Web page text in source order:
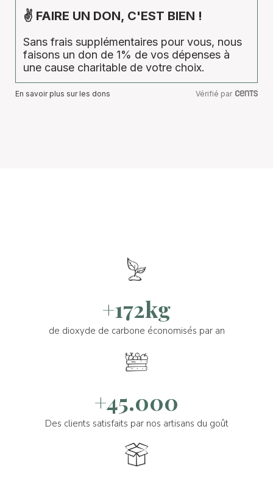
✌ FAIRE UN DON, C'EST BIEN !
Sans frais supplémentaires pour vous, nous
faisons un don de 1% de vos dépenses à
une cause charitable de votre choix.
En savoir plus sur les dons Vérifié par
+172kg
de dioxyde de carbone économisés par an
+45.000
Des clients satisfaits par nos artisans du goût